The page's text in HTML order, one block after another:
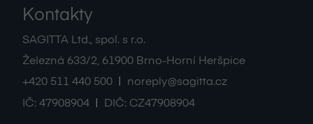
Kontakty
SAGITTA Ltd., spol. s r.o.
Železná 633/2, 61900 Brno-Horní Heršpice
+420 511 440 500
noreply@sagitta.cz
IČ: 47908904 DIČ: CZ47908904